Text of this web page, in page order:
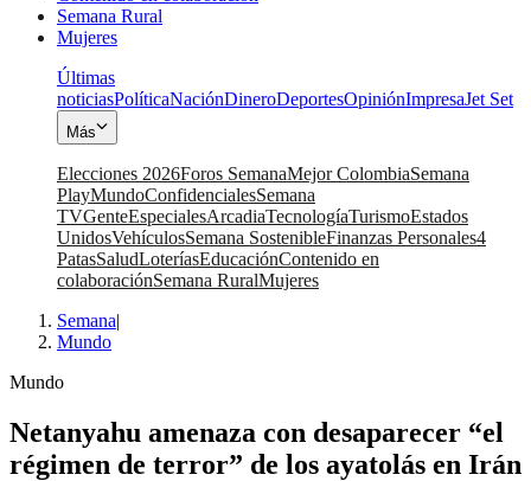
Semana Rural
Mujeres
Últimas
noticiasPolíticaNaciónDineroDeportesOpiniónImpresaJet Set
Más
Elecciones 2026Foros SemanaMejor ColombiaSemana
PlayMundoConfidencialesSemana
TVGenteEspecialesArcadiaTecnologíaTurismoEstados
UnidosVehículosSemana SostenibleFinanzas Personales4
PatasSaludLoteríasEducaciónContenido en
colaboraciónSemana RuralMujeres
Semana|
Mundo
Mundo
Netanyahu amenaza con desaparecer “el
régimen de terror” de los ayatolás en Irán